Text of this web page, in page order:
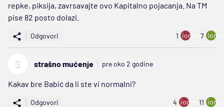
repke, piksija, zavrsavajte ovo Kapitalno pojacanja. Na TM
pise 82 posto dolazi.
Odgovori 1 ion:minus
7
S strašno mućenje pre oko 2 godine
Kakav bre Babić da li ste vi normalni?
Odgovori 4 ion:minus
11